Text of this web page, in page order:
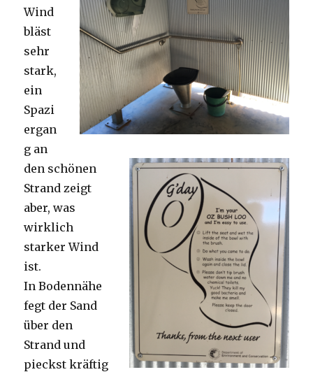
Wind
bläst
sehr
stark,
ein
Spazi
ergan
g an
den schönen
Strand zeigt
aber, was
wirklich
starker Wind
ist.
In Bodennähe
fegt der Sand
über den
Strand und
pieckst kräftig